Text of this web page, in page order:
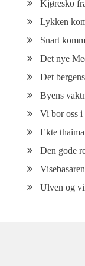
Kjøresko
Lykken
Snart
Det nye
Det
Byens
Vi bor oss i
Ekte
Den gode
Ulven og